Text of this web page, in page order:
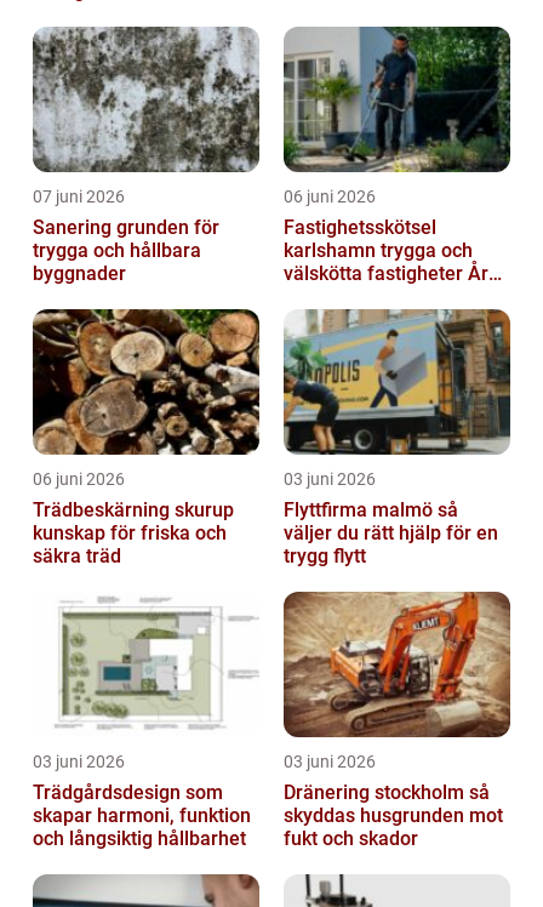
07 juni 2026
Sanering grunden för
trygga och hållbara
byggnader
06 juni 2026
Fastighetsskötsel
karlshamn trygga och
välskötta fastigheter Året
06 juni 2026
Trädbeskärning skurup
kunskap för friska och
säkra träd
03 juni 2026
Flyttfirma malmö så
väljer du rätt hjälp för en
trygg flytt
03 juni 2026
Trädgårdsdesign som
skapar harmoni, funktion
och långsiktig hållbarhet
03 juni 2026
Dränering stockholm så
skyddas husgrunden mot
fukt och skador